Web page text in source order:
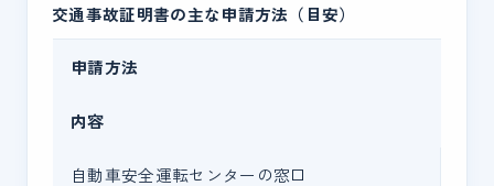
交通事故証明書の主な申請方法（目安）
申請方法
内容
自動車安全運転センターの窓口